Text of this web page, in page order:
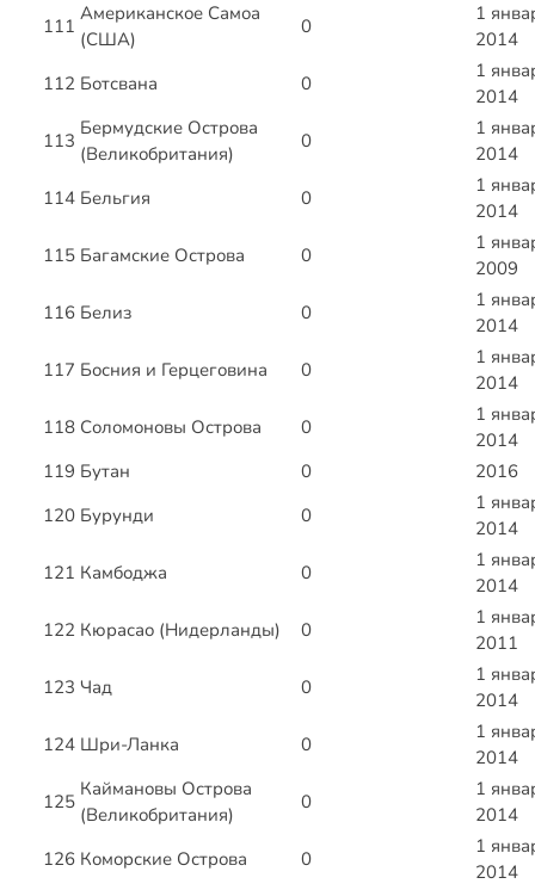
111
Американское Самоа
(США)
0
1
2014
112 Ботсвана 0
1
2014
113
Бермудские Острова
(Великобритания)
0
1
2014
114 Бельгия 0
1
2014
115 Багамские Острова 0
1
2009
116 Белиз 0
1
2014
117 Босния и Герцеговина 0
1
2014
118 Соломоновы Острова 0
1
2014
119 Бутан 0
2016
120 Бурунди 0
1
2014
121 Камбоджа 0
1
2014
122 Кюрасао (Нидерланды) 0
1
2011
123 Чад 0
1
2014
124 Шри-Ланка 0
1
2014
125
Каймановы Острова
(Великобритания)
0
1
2014
126 Коморские Острова 0
1
2014